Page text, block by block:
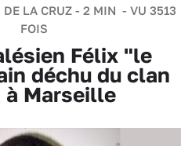
DE LA CRUZ - 2 MIN - VU 3513
FOIS
Félix "le
déchu du clan
à Marseille